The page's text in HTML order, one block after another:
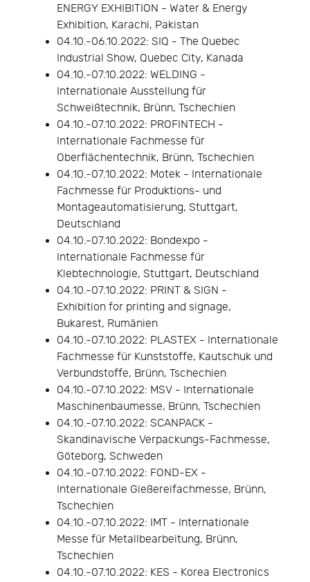
ENERGY EXHIBITION - Water & Energy
Exhibition, Karachi, Pakistan
04.10.-06.10.2022: SIQ - The Quebec
Industrial Show, Quebec City, Kanada
04.10.-07.10.2022: WELDING -
Internationale Ausstellung für
Schweißtechnik, Brünn, Tschechien
04.10.-07.10.2022: PROFINTECH -
Internationale Fachmesse für
Oberflächentechnik, Brünn, Tschechien
04.10.-07.10.2022: Motek - Internationale
Fachmesse für Produktions- und
Montageautomatisierung, Stuttgart,
Deutschland
04.10.-07.10.2022: Bondexpo -
Internationale Fachmesse für
Klebtechnologie, Stuttgart, Deutschland
04.10.-07.10.2022: PRINT & SIGN -
Exhibition for printing and signage,
Bukarest, Rumänien
04.10.-07.10.2022: PLASTEX - Internationale
Fachmesse für Kunststoffe, Kautschuk und
Verbundstoffe, Brünn, Tschechien
04.10.-07.10.2022: MSV - Internationale
Maschinenbaumesse, Brünn, Tschechien
04.10.-07.10.2022: SCANPACK -
Skandinavische Verpackungs-Fachmesse,
Göteborg, Schweden
04.10.-07.10.2022: FOND-EX -
Internationale Gießereifachmesse, Brünn,
Tschechien
04.10.-07.10.2022: IMT - Internationale
Messe für Metallbearbeitung, Brünn,
Tschechien
04.10.-07.10.2022: KES - Korea Electronics